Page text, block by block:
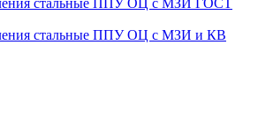
стальные ППУ ОЦ с МЗИ ГОСТ
стальные ППУ ОЦ с МЗИ и КВ